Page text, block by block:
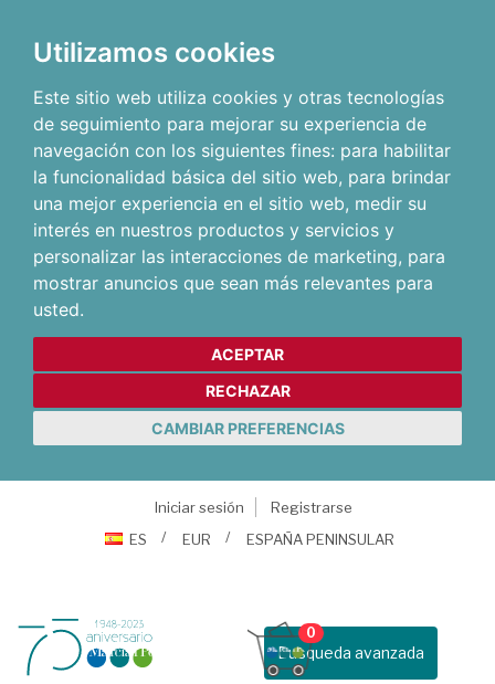
Utilizamos cookies
Este sitio web utiliza cookies y otras tecnologías
de seguimiento para mejorar su experiencia de
navegación con los siguientes fines: para habilitar
la funcionalidad básica del sitio web, para brindar
una mejor experiencia en el sitio web, medir su
interés en nuestros productos y servicios y
personalizar las interacciones de marketing, para
mostrar anuncios que sean más relevantes para
usted.
ACEPTAR
RECHAZAR
CAMBIAR PREFERENCIAS
Iniciar sesión
Registrarse
ES
EUR ESPAÑA PENINSULAR
Busqueda avanzada
0